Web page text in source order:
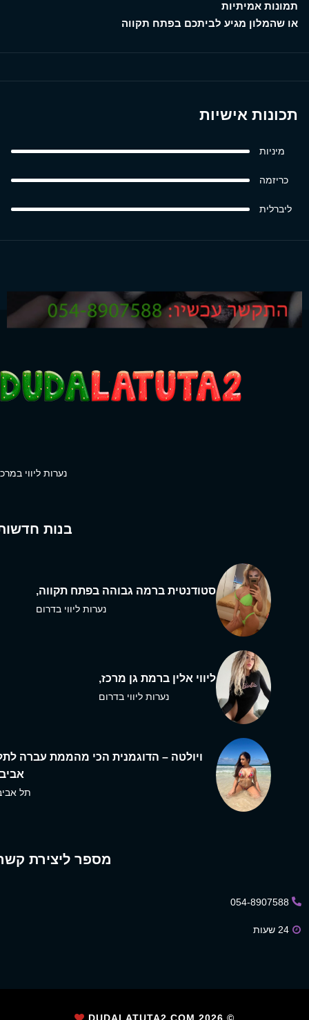
תמונות אמיתיות
או שהמלון מגיע לביתכם בפתח תקווה
תכונות אישיות
מיניות
כריזמה
ליברלית
נערות ליווי
בנות
סטודנטית ברמה גבוהה בפתח תקווה,
נערות ליווי בדרום
ליווי אלין ברמת גן מרכז,
נערות ליווי בדרום
ויולטה – הדוגמנית הכי מהממת עברה
תל
מספר ליצירת
054-8907588
24 שעות
© DUDALATUTA2.COM
2026